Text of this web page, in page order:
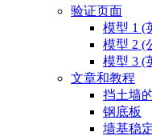
验证页面
模型 1 (
模型 2 (
模型 3 (
文章和教程
挡土墙
钢底板
墙基稳